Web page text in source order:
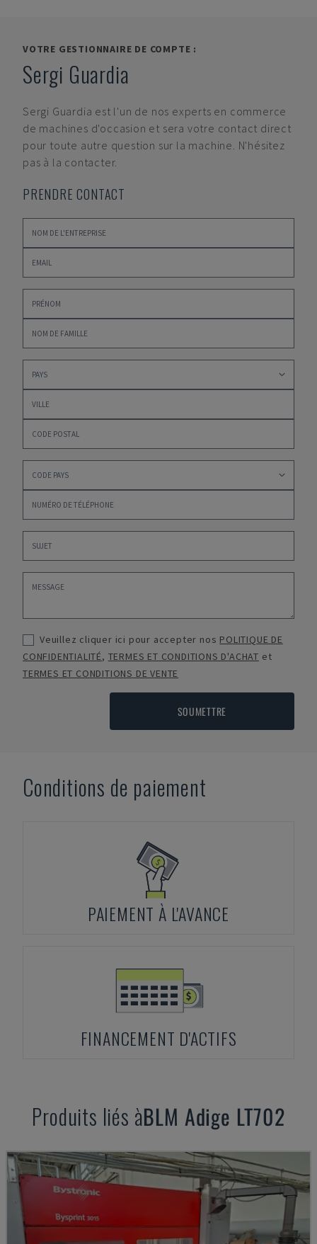
VOTRE GESTIONNAIRE DE COMPTE :
Sergi Guardia
Sergi Guardia est l'un de nos experts en commerce
de machines d'occasion et sera votre contact direct
pour toute autre question sur la machine. N'hésitez
pas à la contacter.
PRENDRE CONTACT
Veuillez cliquer ici pour accepter nos POLITIQUE DE
CONFIDENTIALITÉ, TERMES ET CONDITIONS D'ACHAT et
TERMES ET CONDITIONS DE VENTE
SOUMETTRE
Conditions de paiement
PAIEMENT À L'AVANCE
FINANCEMENT D'ACTIFS
Produits liés àBLM Adige LT702